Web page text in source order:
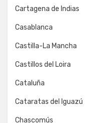
Cartagena de Indias
Casablanca
Castilla-La Mancha
Castillos del Loira
Cataluña
Cataratas del Iguazú
Chascomús